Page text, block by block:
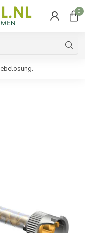
0